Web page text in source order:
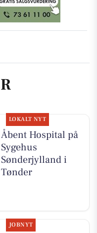
LOKALT NYT
Åbent Hospital på
Sygehus
Sønderjylland i
Tønder
JOBNYT